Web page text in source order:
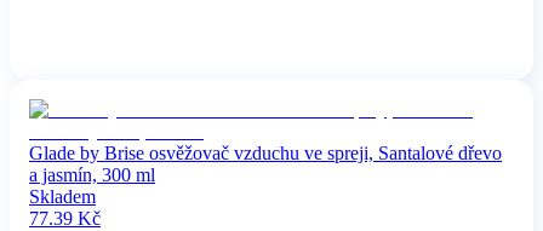
Glade by Brise osvěžovač vzduchu ve spreji, Santalové dřevo
a jasmín, 300 ml
Skladem
77.39 Kč